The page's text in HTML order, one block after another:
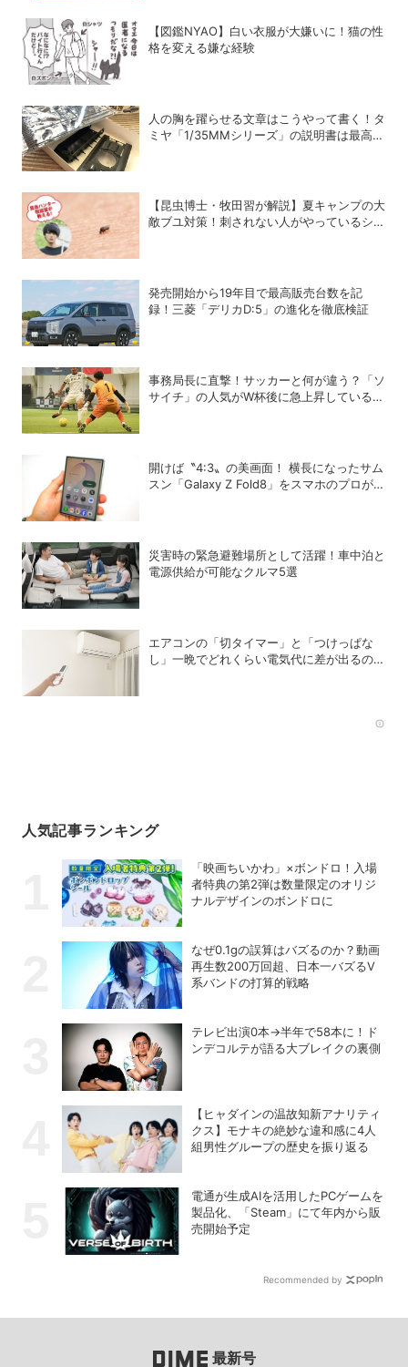
【図鑑NYAO】白い衣服が大嫌いに！猫の性
格を変える嫌な経験
人の胸を躍らせる文章はこうやって書く！タ
ミヤ「1/35MMシリーズ」の説明書は最高の
【昆虫博士・牧田習が解説】夏キャンプの大
敵ブユ対策！刺されない人がやっているシン
発売開始から19年目で最高販売台数を記
録！三菱「デリカD:5」の進化を徹底検証
事務局長に直撃！サッカーと何が違う？「ソ
サイチ」の人気がW杯後に急上昇しているワ
開けば〝4:3〟の美画面！ 横長になったサム
スン「Galaxy Z Fold8」をスマホのプロがチ
災害時の緊急避難場所として活躍！車中泊と
電源供給が可能なクルマ5選
エアコンの「切タイマー」と「つけっぱな
し」一晩でどれくらい電気代に差が出るの
人気記事ランキング
「映画ちいかわ」×ボンドロ！入場
者特典の第2弾は数量限定のオリジ
ナルデザインのボンドロに
なぜ0.1gの誤算はバズるのか？動画
再生数200万回超、日本一バズるV
系バンドの打算的戦略
テレビ出演0本→半年で58本に！ド
ンデコルテが語る大ブレイクの裏側
【ヒャダインの温故知新アナリティ
クス】モナキの絶妙な違和感に4人
組男性グループの歴史を振り返る
電通が生成AIを活用したPCゲームを
製品化、「Steam」にて年内から販
売開始予定
Recommended by
最新号